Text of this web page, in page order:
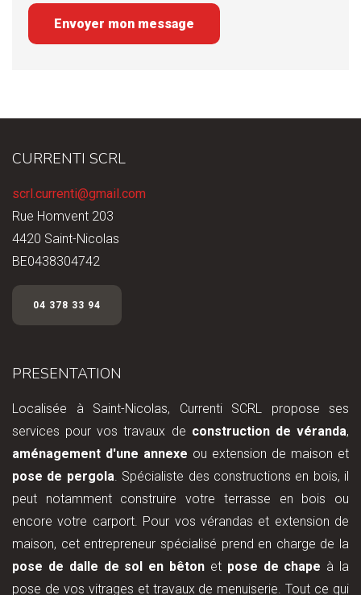
Envoyer mon message
CURRENTI SCRL
scrl.currenti@gmail.com
Rue Homvent 203
4420 Saint-Nicolas
BE0 438304742
04 378 33 94
PRESENTATION
Localisée à Saint-Nicolas, Currenti SCRL propose ses
services pour vos travaux de construction de véranda,
aménagement d'une annexe ou extension de maison et
pose de pergola. Spécialiste des constructions en bois, il
peut notamment construire votre terrasse en bois ou
encore votre carport. Pour vos vérandas et extension de
maison, cet entrepreneur spécialisé prend en charge de la
pose de dalle de sol en bêton et pose de chape à la
pose de vos vitrages et travaux de menuiserie. Tout ce qui